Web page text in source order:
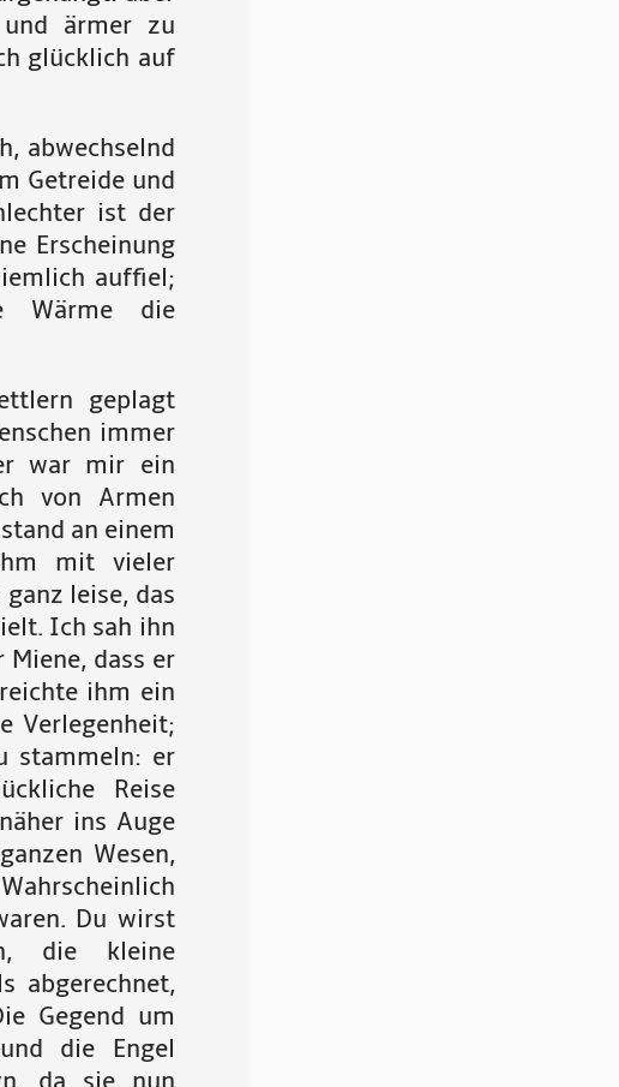
ärmer zu
glücklich auf
abwechselnd
Getreide und
ist der
Erscheinung
auffiel;
Wärme die
geplagt
immer
war mir ein
von Armen
an einem
mit vieler
leise, das
Ich sah ihn
dass er
ihm ein
Verlegenheit;
stammeln: er
Reise
ins Auge
Wesen,
Du wirst
die kleine
abgerechnet,
Gegend um
die Engel